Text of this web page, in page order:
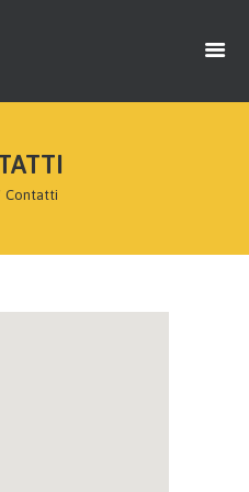
Contatti
preziosi – Valenza – Alessandria